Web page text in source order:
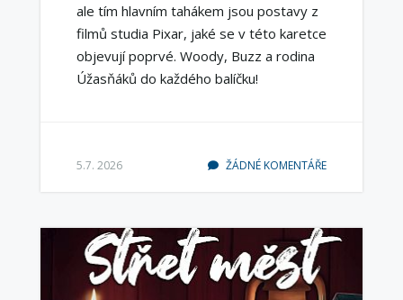
ale tím hlavním tahákem jsou postavy z
filmů studia Pixar, jaké se v této karetce
objevují poprvé. Woody, Buzz a rodina
Úžasňáků do každého balíčku!
5.7. 2026 ŽÁDNÉ KOMENTÁŘE